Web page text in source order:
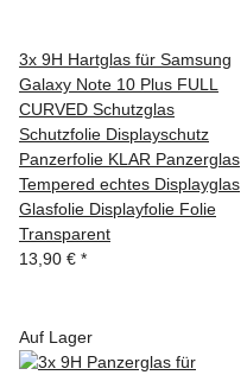
3x 9H Hartglas für Samsung
Galaxy Note 10 Plus FULL
CURVED Schutzglas
Schutzfolie Displayschutz
Panzerfolie KLAR Panzerglas
Tempered echtes Displayglas
Glasfolie Displayfolie Folie
Transparent
13,90 € *
Auf Lager